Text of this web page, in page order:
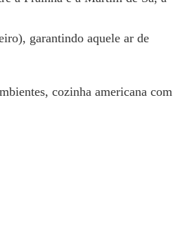
garantindo aquele ar de
cozinha americana com